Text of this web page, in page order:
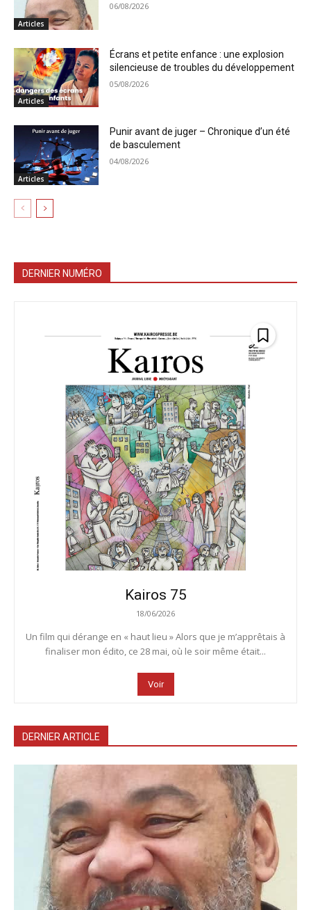
Articles
06/08/2026
Articles
Écrans et petite enfance : une explosion
silencieuse de troubles du développement
05/08/2026
Articles
Punir avant de juger – Chronique d’un été
de basculement
04/08/2026
DERNIER NUMÉRO
Kairos 75
18/06/2026
Un film qui dérange en « haut lieu » Alors que je m’apprêtais à
finaliser mon édito, ce 28 mai, où le soir même était...
Voir
DERNIER ARTICLE